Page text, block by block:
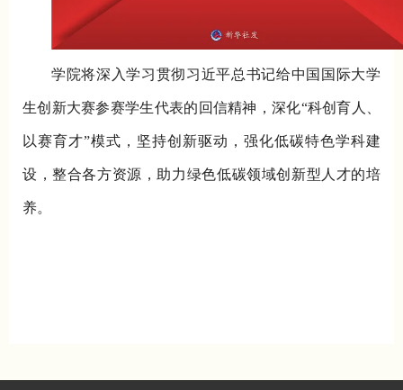
学院将深入学习贯彻习近平总书记给中国国际大学
生创新大赛参赛学生代表的回信精神，深化“科创育人、
以赛育才”模式，坚持创新驱动，强化低碳特色学科建
设，整合各方资源，助力绿色低碳领域创新型人才的培
养。